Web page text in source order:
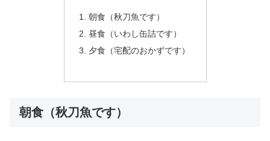
朝食（秋刀魚です）
昼食（いわし缶詰です）
夕食（宅配のおかずです）
朝食（秋刀魚です）